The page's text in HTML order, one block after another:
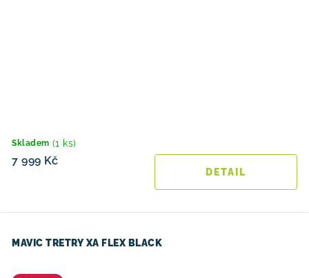
Skladem (1 ks)
7 999 Kč
MAVIC TRETRY XA FLEX BLACK